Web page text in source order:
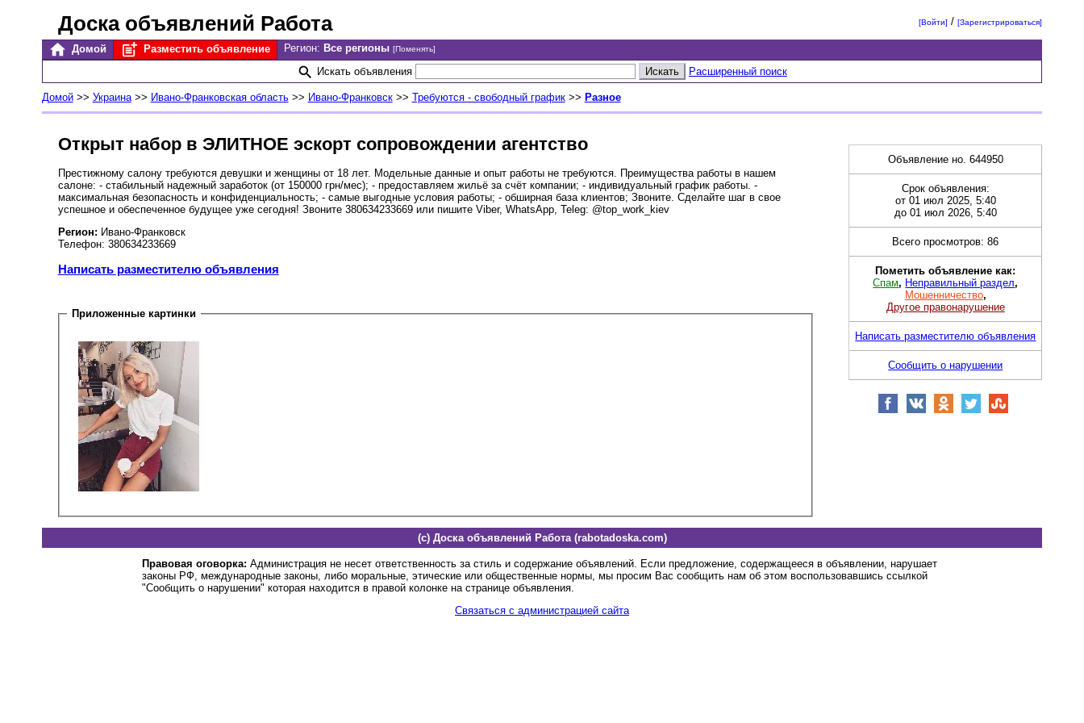
Доска объявлений Работа [Войти] /[Зарегистрироваться]
Домой Разместить объявление Регион: Все регионы [Поменять]
Искать объявления Расширенный поиск
Домой>> Украина>> Ивано-Франковская область>> Ивано-Франковск>> Требуются - свободный график>> Разное
Открыт набор в ЭЛИТНОЕ эскорт сопровождении агентство
Престижному салону требуются девушки и женщины от 18 лет. Модельные данные и опыт работы не требуются. Преимущества работы в нашем
салоне: - стабильный надежный заработок (от 150000 грн/мес); - предоставляем жильё за счёт компании; - индивидуальный график работы. -
максимальная безопасность и конфиденциальность; - самые выгодные условия работы; - обширная база клиентов; Звоните. Сделайте шаг в свое
успешное и обеспеченное будущее уже сегодня! Звоните 380634233669 или пишите Viber, WhatsApp, Teleg: @top_work_kiev
Регион: Ивано-Франковск
Телефон: 380634233669
Написать разместителю объявления
Приложенные картинки
Объявление но. 644950
Срок объявления:
от 01 июл 2025, 5:40
до 01 июл 2026, 5:40
Всего просмотров: 86
Пометить объявление как:
Спам, Неправильный раздел,
Мошенничество,
Другое правонарушение
Написать разместителю объявления
Сообщить о нарушении
(c) Доска объявлений Работа (rabotadoska.com)
Правовая оговорка: Администрация не несет ответственность за стиль и содержание объявлений. Если предложение, содержащееся в объявлении, нарушает
законы РФ, международные законы, либо моральные, этические или общественные нормы, мы просим Вас сообщить нам об этом воспользовавшись ссылкой
"Сообщить о нарушении" которая находится в правой колонке на странице объявления.
Связаться с администрацией сайта